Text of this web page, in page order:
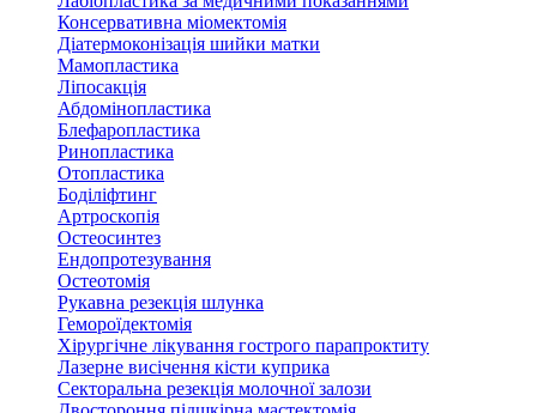
Консервативна міомектомія
Діатермоконізація шийки матки
Мамопластика
Ліпосакція
Абдомінопластика
Блефаропластика
Ринопластика
Отопластика
Боділіфтинг
Артроскопія
Остеосинтез
Ендопротезування
Остеотомія
Рукавна резекція шлунка
Гемороїдектомія
Хірургічне лікування гострого парапроктиту
Лазерне висічення кісти куприка
Секторальна резекція молочної залози